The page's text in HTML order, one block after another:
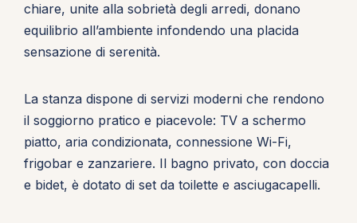
chiare, unite alla sobrietà degli arredi, donano
equilibrio all’ambiente infondendo una placida
sensazione di serenità.
La stanza dispone di servizi moderni che rendono
il soggiorno pratico e piacevole: TV a schermo
piatto, aria condizionata, connessione Wi-Fi,
frigobar e zanzariere. Il bagno privato, con doccia
e bidet, è dotato di set da toilette e asciugacapelli.